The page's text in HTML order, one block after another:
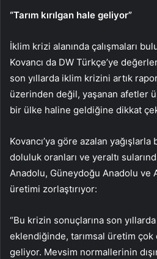
“Tarım kırılgan hale geliyor”
İklim krizi alanında çalışmaları
Kovancı da DW Türkçe’ye
son yıllarda iklim krizini artık
üzerinden değil, yaşanan afetler
bir ülke haline geldiğine dikkat
Kovancı’ya göre azalan
doluluk oranları ve yeraltı
Anadolu, Güneydoğu Anadolu ve
üretimi zorlaştırıyor:
“Bu krizin sonuçlarına son
eklendiğinde, tarımsal üretim çok
geliyor. Mevsim normallerinin